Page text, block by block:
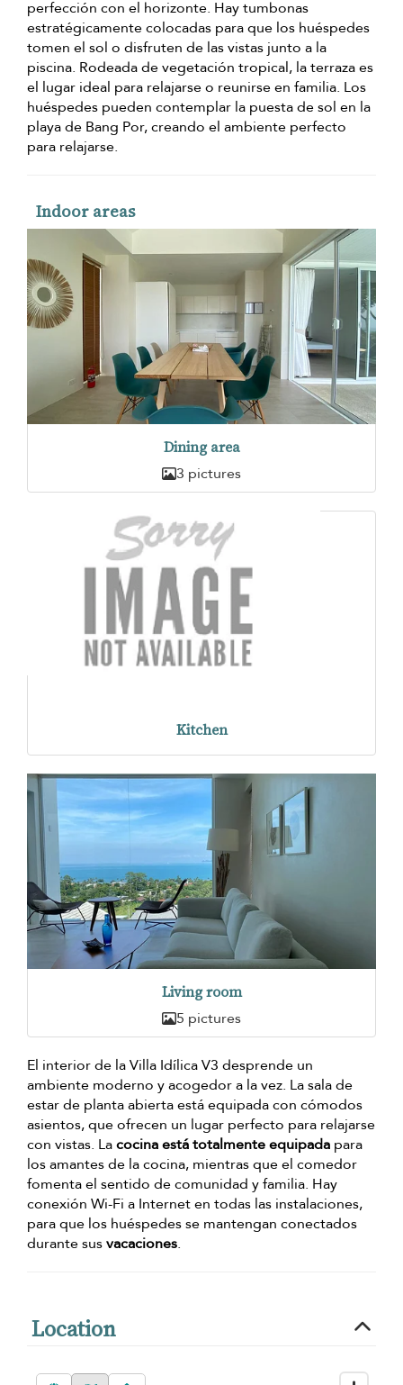
perfección con el horizonte. Hay tumbonas
estratégicamente colocadas para que los huéspedes
tomen el sol o disfruten de las vistas junto a la
piscina. Rodeada de vegetación tropical, la terraza es
el lugar ideal para relajarse o reunirse en familia. Los
huéspedes pueden contemplar la puesta de sol en la
playa de Bang Por, creando el ambiente perfecto
para relajarse.
Indoor areas
Dining area
3 pictures
Kitchen
Living room
5 pictures
El interior de la Villa Idílica V3 desprende un
ambiente moderno y acogedor a la vez. La sala de
estar de planta abierta está equipada con cómodos
asientos, que ofrecen un lugar perfecto para relajarse
con vistas. Lacocina está totalmente equipada para
los amantes de la cocina, mientras que el comedor
fomenta el sentido de comunidad y familia. Hay
conexión Wi-Fi a Internet en todas las instalaciones,
para que los huéspedes se mantengan conectados
durante susvacaciones.
Location